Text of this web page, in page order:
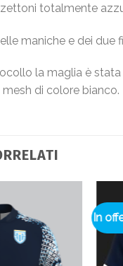
totalmente
maniche e dei due
la maglia è
di colore bianco.
Aggiungi
alla lista
dei
desideri
In